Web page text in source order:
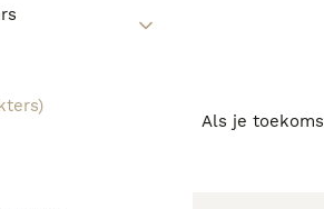
Als je